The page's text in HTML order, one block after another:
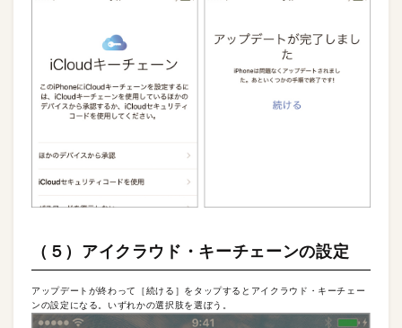
（５）アイクラウド・キーチェーンの設定
アップデートが終わって［続ける］をタップするとアイクラウド・キーチェー
ンの設定になる。いずれかの選択肢を選ぼう。